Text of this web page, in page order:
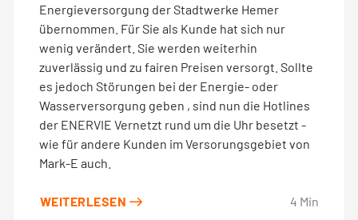
Energieversorgung der Stadtwerke Hemer
übernommen. Für Sie als Kunde hat sich nur
wenig verändert. Sie werden weiterhin
zuverlässig und zu fairen Preisen versorgt. Sollte
es jedoch Störungen bei der Energie- oder
Wasserversorgung geben , sind nun die Hotlines
der ENERVIE Vernetzt rund um die Uhr besetzt -
wie für andere Kunden im Versorungsgebiet von
Mark-E auch.
WEITERLESEN 4 Min